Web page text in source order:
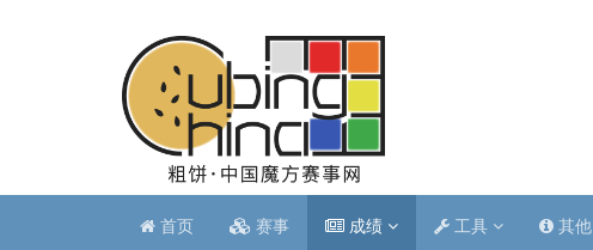
首页 赛事 成绩 工具 其他